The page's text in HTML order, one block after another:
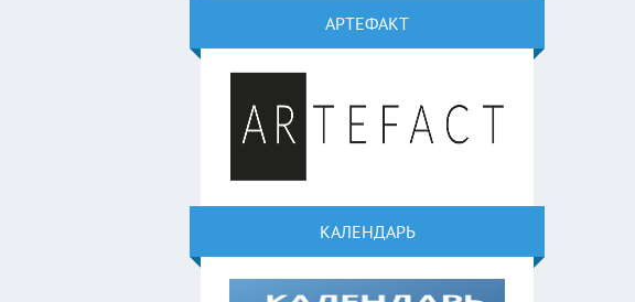
АРТЕФАКТ
КАЛЕНДАРЬ